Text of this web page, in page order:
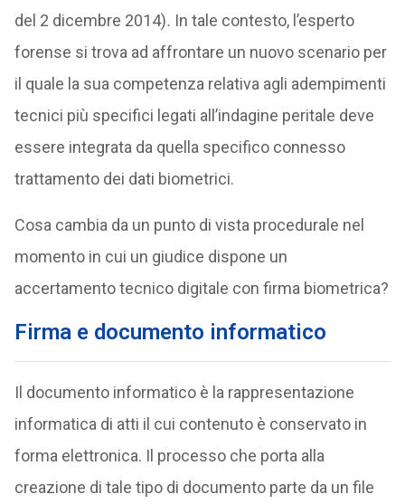
del 2 dicembre 2014). In tale contesto, l’esperto
forense si trova ad affrontare un nuovo scenario per
il quale la sua competenza relativa agli adempimenti
tecnici più specifici legati all’indagine peritale deve
essere integrata da quella specifico connesso
trattamento dei dati biometrici.
Cosa cambia da un punto di vista procedurale nel
momento in cui un giudice dispone un
accertamento tecnico digitale con firma biometrica?
Firma e documento informatico
Il documento informatico è la rappresentazione
informatica di atti il cui contenuto è conservato in
forma elettronica. Il processo che porta alla
creazione di tale tipo di documento parte da un file